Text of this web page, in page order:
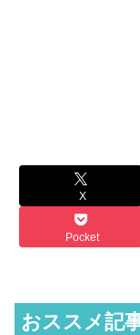
X
Pocket
おススメ記